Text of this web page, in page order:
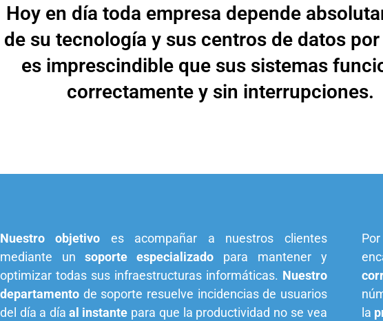
técnico
Hoy en día toda empresa depende
de su tecnología y sus centros de datos
es imprescindible que sus sistemas
correctamente y sin interrupciones.
Nuestro objetivo es acompañar a nuestros clientes
mediante un soporte especializado para mantener y
optimizar todas sus infraestructuras informáticas. Nuestro
departamento de soporte resuelve incidencias de usuarios
del día a día al instante para que la productividad no se vea
la